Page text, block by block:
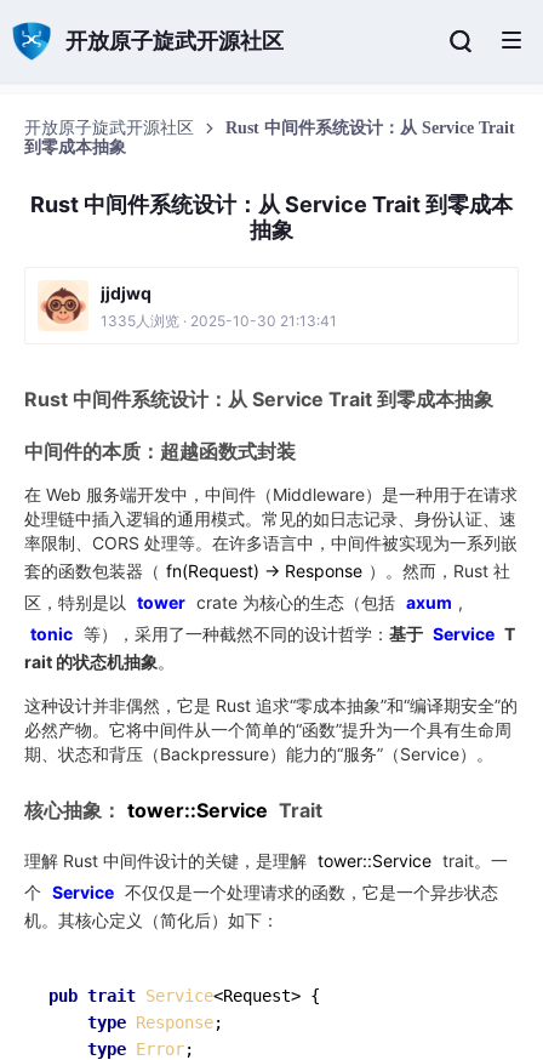
开放原子旋武开源社区
开放原子旋武开源社区
Rust 中间件系统设计：从 Service Trait
到零成本抽象
Rust 中间件系统设计：从 Service Trait 到零成本
抽象
jjdjwq
1335人浏览 · 2025-10-30 21:13:41
Rust 中间件系统设计：从 Service Trait 到零成本抽象
中间件的本质：超越函数式封装
在 Web 服务端开发中，中间件（Middleware）是一种用于在请求
处理链中插入逻辑的通用模式。常见的如日志记录、身份认证、速
率限制、CORS 处理等。在许多语言中，中间件被实现为一系列嵌
套的函数包装器（ fn(Request) -> Response ）。然而，Rust 社
区，特别是以
tower crate 为核心的生态（包括 axum ,
tonic 等），采用了一种截然不同的设计哲学： 基于 Service T
rait 的状态机抽象。
这种设计并非偶然，它是 Rust 追求“零成本抽象”和“编译期安全”的
必然产物。它将中间件从一个简单的“函数”提升为一个具有生命周
期、状态和背压（Backpressure）能力的“服务”（Service）。
核心抽象： tower::Service Trait
理解 Rust 中间件设计的关键，是理解 tower::Service trait。一
个 Service 不仅仅是一个处理请求的函数，它是一个异步状态
机。其核心定义（简化后）如下：
pub trait Service<Request> {
type Response;
type Error;